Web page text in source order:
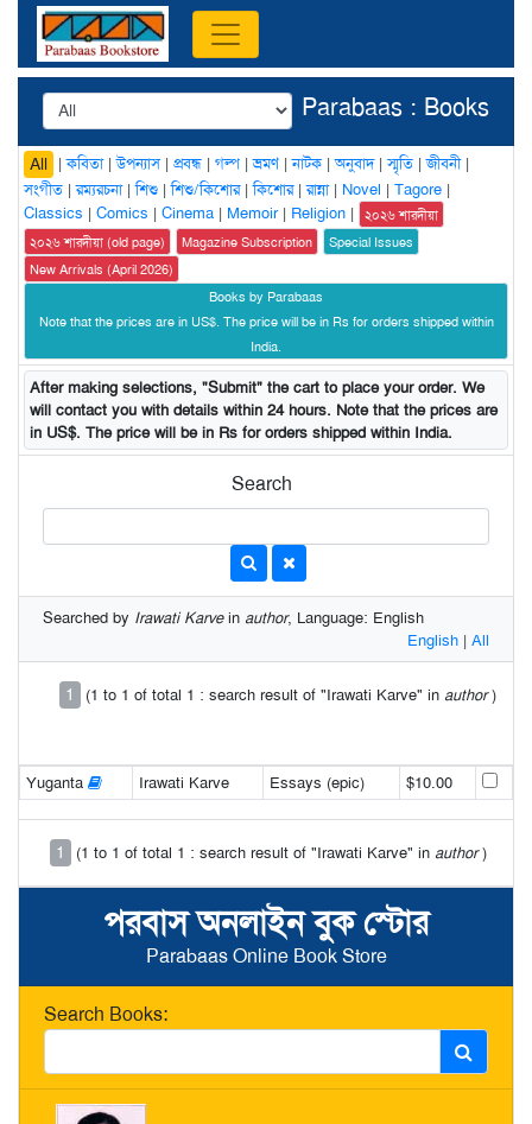
পরবাস অনলাইন বুক স্টোর
Parabaas Online Book Store
Search Books:
Parabaas : Books
All |কবিতা|উপন্যাস| প্রবন্ধ | গল্প |ভ্রমণ|নাটক |অনুবাদ|স্মৃতি |জীবনী|
সংগীত |রম্যরচনা|শিশু |শিশু/কিশোর|কিশোর|রান্না| Novel | Tagore |
Classics | Comics | Cinema | Memoir| Religion |
২০২৬ শারদীয়া
২০২৬ শারদীয়া (old page)
Magazine Subscription
Special Issues
New Arrivals (April 2026)
Books by Parabaas
Note that the prices are in US$. The price will be in Rs for orders shipped within
India.
After making selections, "Submit" the cart to place your order. We
will contact you with details within 24 hours. Note that the prices are
in US$. The price will be in Rs for orders shipped within India.
Search
Searched by Irawati Karvein author, Language: English
English | All
1 (1 to 1 of total 1 : search result of "Irawati Karve" in author)
Yuganta Irawati Karve Essays (epic) $10.00
1 (1 to 1 of total 1 : search result of "Irawati Karve" in author)